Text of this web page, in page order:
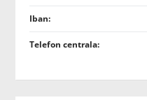
Iban:
Telefon centrala: